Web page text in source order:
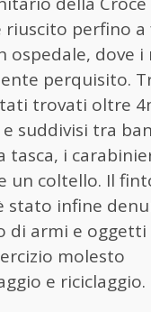
riuscito perfino a
ospedale, dove
perquisito.
trovati oltre
suddivisi tra
tasca, i
un coltello. Il
stato infine
di armi e
molesto
e riciclaggio.